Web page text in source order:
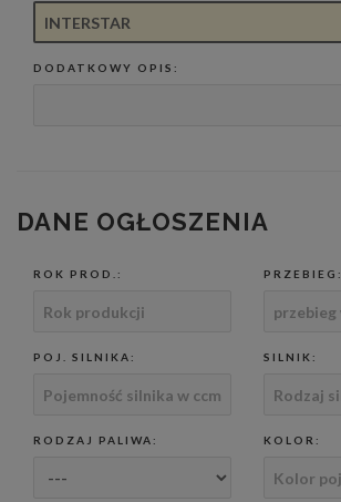
DODATKOWY OPIS:
DANE OGŁOSZENIA
ROK PROD.: PRZEBIEG:
POJ. SILNIKA: SILNIK:
RODZAJ PALIWA: KOLOR: